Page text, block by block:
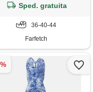
Sped. gratuita
36-40-44
Farfetch